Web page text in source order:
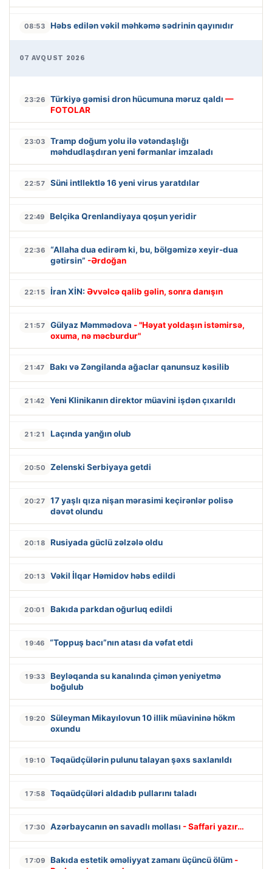
08:53 Həbs edilən vəkil məhkəmə sədrinin qayınıdır
07 AVQUST 2026
23:26 Türkiyə gəmisi dron hücumuna məruz qaldı —
FOTOLAR
23:03
Tramp doğum yolu ilə vətəndaşlığı
məhdudlaşdıran yeni fərmanlar imzaladı
22:57 Süni intllektlə 16 yeni virus yaratdılar
22:49 Belçika Qrenlandiyaya qoşun yeridir
22:36
“Allaha dua edirəm ki, bu, bölgəmizə xeyir-dua
gətirsin” -Ərdoğan
22:15 İran XİN: Əvvəlcə qalib gəlin, sonra danışın
21:57 Gülyaz Məmmədova - "Həyat yoldaşın istəmirsə,
oxuma, nə məcburdur"
21:47 Bakı və Zəngilanda ağaclar qanunsuz kəsilib
21:42 Yeni Klinikanın direktor müavini işdən çıxarıldı
21:21 Laçında yanğın olub
20:50 Zelenski Serbiyaya getdi
20:27
17 yaşlı qıza nişan mərasimi keçirənlər polisə
dəvət olundu
20:18 Rusiyada güclü zəlzələ oldu
20:13 Vəkil İlqar Həmidov həbs edildi
20:01 Bakıda parkdan oğurluq edildi
19:46 “Toppuş bacı”nın atası da vəfat etdi
19:33
Beyləqanda su kanalında çimən yeniyetmə
boğulub
19:20
Süleyman Mikayılovun 10 illik müavininə hökm
oxundu
19:10 Təqaüdçülərin pulunu talayan şəxs saxlanıldı
17:58 Təqaüdçüləri aldadıb pullarını taladı
17:30 Azərbaycanın ən savadlı mollası - Saffari yazır…
17:09 Bakıda estetik əməliyyat zamanı üçüncü ölüm -